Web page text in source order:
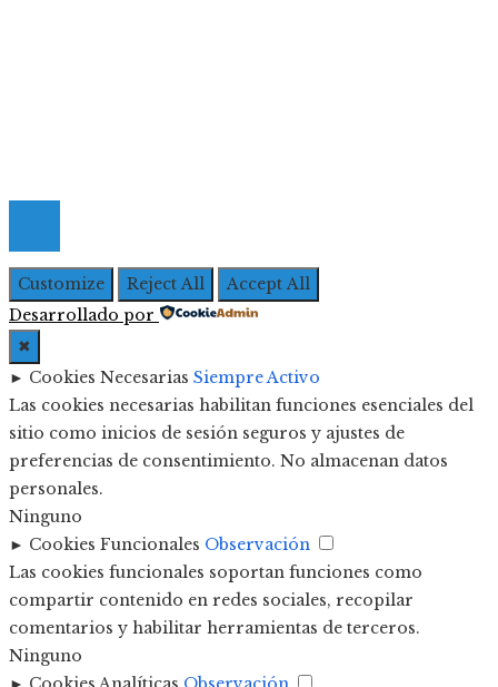
Customize Reject All
Accept All
Desarrollado por
✖
► Cookies Necesarias Siempre Activo
Las cookies necesarias habilitan funciones esenciales del
sitio como inicios de sesión seguros y ajustes de
preferencias de consentimiento. No almacenan datos
personales.
Ninguno
► Cookies Funcionales Observación
Las cookies funcionales soportan funciones como
compartir contenido en redes sociales, recopilar
comentarios y habilitar herramientas de terceros.
Ninguno